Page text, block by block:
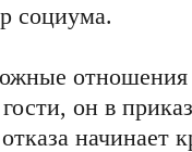
социума.
он в
начинает